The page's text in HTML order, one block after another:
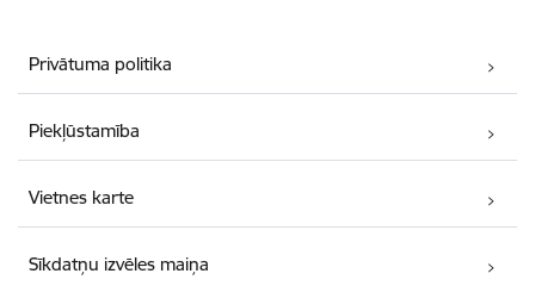
Privātuma politika
Piekļūstamība
Vietnes karte
Sīkdatņu izvēles maiņa